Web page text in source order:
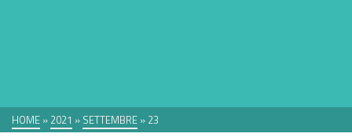
HOME » 2021 » SETTEMBRE » 23